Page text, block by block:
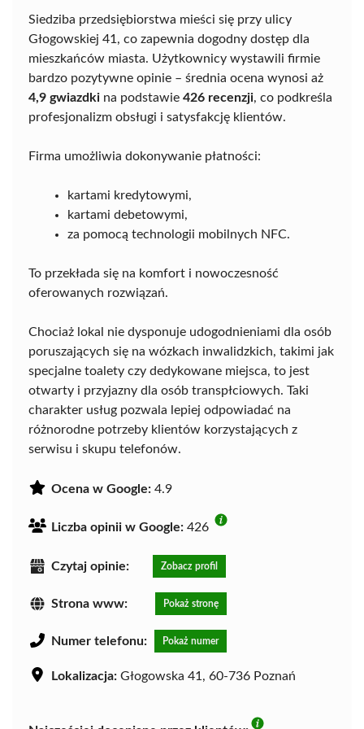
Siedziba przedsiębiorstwa mieści się przy ulicy
Głogowskiej 41, co zapewnia dogodny dostęp dla
mieszkańców miasta. Użytkownicy wystawili firmie
bardzo pozytywne opinie – średnia ocena wynosi aż
4,9 gwiazdki na podstawie 426 recenzji, co podkreśla
profesjonalizm obsługi i satysfakcję klientów.
Firma umożliwia dokonywanie płatności:
kartami kredytowymi,
kartami debetowymi,
za pomocą technologii mobilnych NFC.
To przekłada się na komfort i nowoczesność
oferowanych rozwiązań.
Chociaż lokal nie dysponuje udogodnieniami dla osób
poruszających się na wózkach inwalidzkich, takimi jak
specjalne toalety czy dedykowane miejsca, to jest
otwarty i przyjazny dla osób transpłciowych. Taki
charakter usług pozwala lepiej odpowiadać na
różnorodne potrzeby klientów korzystających z
serwisu i skupu telefonów.
Ocena w Google: 4.9
Liczba opinii w Google: 426
Czytaj opinie: Zobacz profil
Strona www: Pokaż stronę
Numer telefonu: Pokaż numer
Lokalizacja: Głogowska 41, 60-736 Poznań